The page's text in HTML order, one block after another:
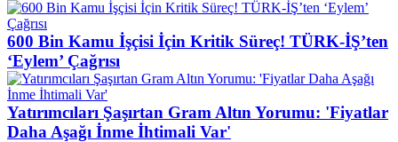
600 Bin Kamu İşçisi İçin Kritik Süreç! TÜRK-İŞ’ten
‘Eylem’ Çağrısı
Yatırımcıları Şaşırtan Gram Altın Yorumu: 'Fiyatlar
Daha Aşağı İnme İhtimali Var'